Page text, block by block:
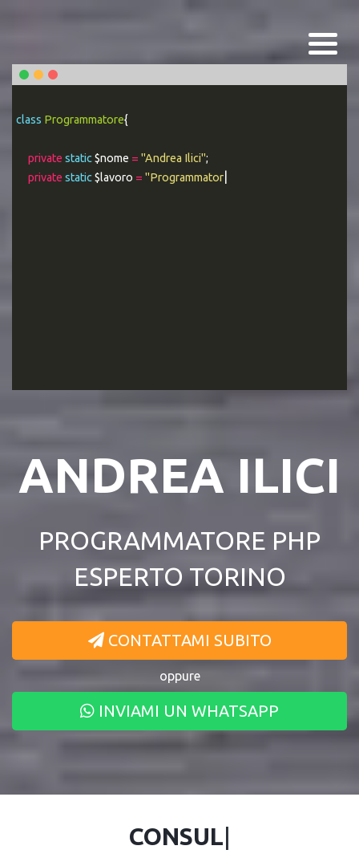
class Programmatore{
private static$nome = "Andrea Ilici";
private static$lavoro = "Programmatore PHP Esperto"
ANDREA ILICI
PROGRAMMATORE PHP
ESPERTO TORINO
CONTATTAMI SUBITO
oppure
INVIAMI UN WHATSAPP
CONSU|